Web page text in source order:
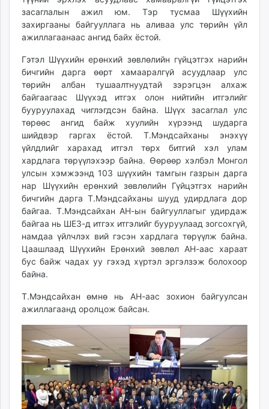
засаглалын ажил юм. Тэр тусмаа Шүүхийн
захиргааны байгууллага нь аливаа улс төрийн үйл
ажиллагаанаас ангид байх ёстой.
Гэтэл Шүүхийн ерөнхий зөвлөлийн гүйцэтгэх нарийн
бичгийн дарга өөрт хамааралгүй асуудлаар улс
төрийн албан тушаалтнуудтай зэрэгцэн алхаж
байгаагаас Шүүхэд итгэх олон нийтийн итгэлийг
бууруулахад чиглэгдсэн байна. Шүүх засаглал улс
төрөөс ангид байж хуулийн хүрээнд шударга
шийдвэр гаргах ёстой. Т.Мэндсайханы энэхүү
үйлдлийг харахад итгэл төрх битгий хэл улам
хардлага төрүүлэхээр байна. Өөрөөр хэлбэл Монгол
улсын хэмжээнд 103 шүүхийн тамгын газрын дарга
нар Шүүхийн ерөнхий зөвлөлийн Гүйцэтгэх нарийн
бичгийн дарга Т.Мэндсайханы шууд удирдлага дор
байгаа. Т.Мэндсайхан АН-ын байгууллагыг удирдаж
байгаа нь ШЕЗ-д итгэх итгэлийг бууруулаад зогсохгүй,
намдаа үйлчлэх вий гэсэн хардлага төрүүлж байна.
Цаашлаад Шүүхийн Ерөнхий зөвлөл АН-аас хараат
бус байж чадах уу гэхэд хүртэл эргэлзэж болохоор
байна.
Т.Мэндсайхан өмнө нь АН-аас зохион байгуулсан
ажиллагаанд оролцож байсан.